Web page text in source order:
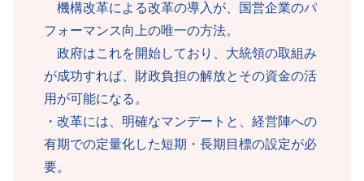
機構改革による改革の導入が、国営企業のパ
フォーマンス向上の唯一の方法。
政府はこれを開始しており、大統領の取組み
が成功すれば、財政負担の解放とその資金の活
用が可能になる。
・改革には、明確なマンデートと、経営陣への
有期での定量化した短期・長期目標の設定が必
要。